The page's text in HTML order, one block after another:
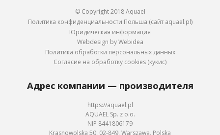
© Copyright 2018 Aquael
Политика конфиденциальности Польша (сайт aquael.pl)
Юридическая информация
Webdesign by Webidea
Политика обработки персональных данных
Согласие на обработку cookies (кукис)
Адрес компании — производителя
https://aquael.pl
AQUAEL Sp. z o.o.
NIP 8441806179
Krasnowolska 50, 02-849, Warszawa, Polska